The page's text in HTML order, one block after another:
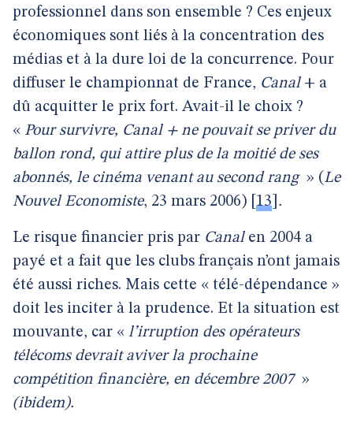
professionnel dans son ensemble ? Ces enjeux
économiques sont liés à la concentration des
médias et à la dure loi de la concurrence. Pour
diffuser le championnat de France, Canal + a
dû acquitter le prix fort. Avait-il le choix ?
« Pour survivre, Canal + ne pouvait se priver du
ballon rond, qui attire plus de la moitié de ses
abonnés, le cinéma venant au second rang » (Le
Nouvel Economiste, 23 mars 2006) 13 .
Le risque financier pris par Canalen 2004 a
payé et a fait que les clubs français n’ont jamais
été aussi riches. Mais cette « télé-dépendance »
doit les inciter à la prudence. Et la situation est
mouvante, car « l’irruption des opérateurs
télécoms devrait aviver la prochaine
compétition financière, en décembre 2007 »
(ibidem).